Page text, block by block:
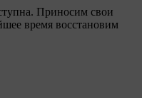
Приносим свои
время восстановим